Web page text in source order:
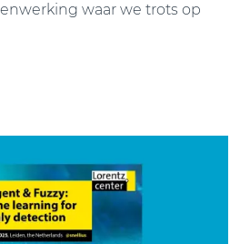
waar we trots op